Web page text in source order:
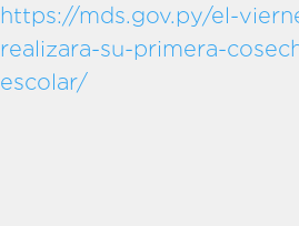
https://mds.gov.py/el-
realizara-su-primera-